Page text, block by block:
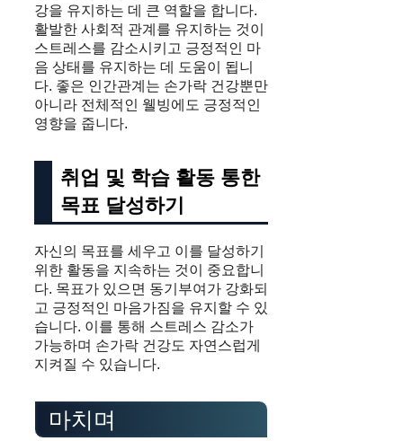
강을 유지하는 데 큰 역할을 합니다.
활발한 사회적 관계를 유지하는 것이
스트레스를 감소시키고 긍정적인 마
음 상태를 유지하는 데 도움이 됩니
다. 좋은 인간관계는 손가락 건강뿐만
아니라 전체적인 웰빙에도 긍정적인
영향을 줍니다.
취업 및 학습 활동 통한
목표 달성하기
자신의 목표를 세우고 이를 달성하기
위한 활동을 지속하는 것이 중요합니
다. 목표가 있으면 동기부여가 강화되
고 긍정적인 마음가짐을 유지할 수 있
습니다. 이를 통해 스트레스 감소가
가능하며 손가락 건강도 자연스럽게
지켜질 수 있습니다.
마치며